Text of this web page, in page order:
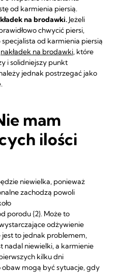
od karmienia piersią.
na brodawki. Jeżeli
chwycić piersi,
od karmienia piersią
nakładek na brodawki, które
i solidniejszy punkt
jednak postrzegać jako
mam
ilości
niewielka, ponieważ
zachodzą powoli
porodu {2}. Może to
odżywienie
jest to jednak problemem,
nadal niewielki, a karmienie
kilku dni
mogą być sytuacje, gdy